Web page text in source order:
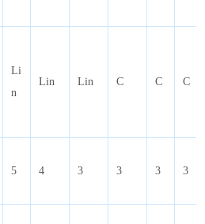
Li
n
Lin Lin C C C
5 4 3 3 3 3